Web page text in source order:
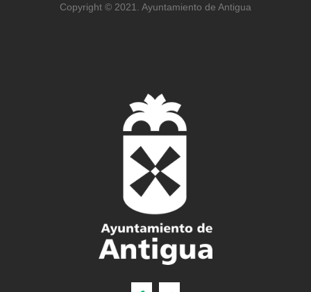
Copyright © 2021. Ayuntamiento de Antigua